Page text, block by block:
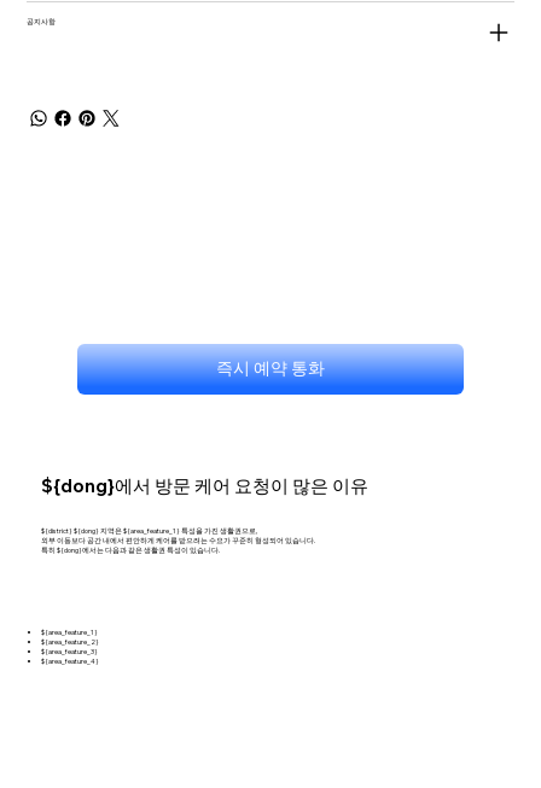
공지사항
즉시 예약 통화
${dong}에서 방문 케어 요청이 많은 이유
${district} ${dong} 지역은 ${area_feature_1} 특성을 가진 생활권으로,
외부 이동보다 공간 내에서 편안하게 케어를 받으려는 수요가 꾸준히 형성되어 있습니다.
특히 ${dong}에서는 다음과 같은 생활권 특성이 있습니다.
${area_feature_1}
${area_feature_2}
${area_feature_3}
${area_feature_4}